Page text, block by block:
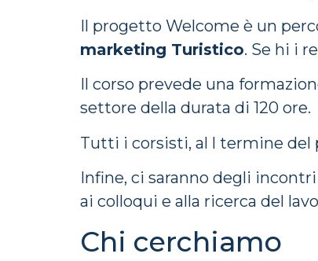
Il progetto Welcome è un
marketing Turistico. Se hi i
Il corso prevede una
settore della durata di 120 ore.
Tutti i corsisti, al l termine del
Infine, ci saranno degli
ai colloqui e alla ricerca del
Chi cerchiamo